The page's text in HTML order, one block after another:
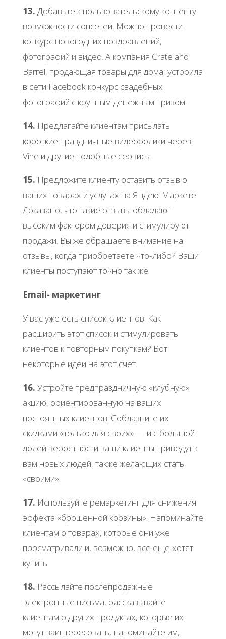
13. Добавьте к пользовательскому контенту
возможности соцсетей. Можно провести
конкурс новогодних поздравлений,
фотографий и видео. А компания Crate and
Barrel, продающая товары для дома, устроила
в сети Facebook конкурс свадебных
фотографий с крупным денежным призом.
14. Предлагайте клиентам присылать
короткие праздничные видеоролики через
Vine и другие подобные сервисы
15. Предложите клиенту оставить отзыв о
ваших товарах и услугах на Яндекс.Маркете.
Доказано, что такие отзывы обладают
высоким фактором доверия и стимулируют
продажи. Вы же обращаете внимание на
отзывы, когда приобретаете что-либо? Ваши
клиенты поступают точно так же.
Email- маркетинг
У вас уже есть список клиентов. Как
расширить этот список и стимулировать
клиентов к повторным покупкам? Вот
некоторые идеи на этот счет.
16. Устройте предпраздничную «клубную»
акцию, ориентированную на ваших
постоянных клиентов. Соблазните их
скидками «только для своих» — и с большой
долей вероятности ваши клиенты приведут к
вам новых людей, также желающих стать
«своими».
17. Используйте ремаркетинг для снижения
эффекта «брошенной корзины». Напоминайте
клиентам о товарах, которые они уже
просматривали и, возможно, все еще хотят
купить.
18. Рассылайте послепродажные
электронные письма, рассказывайте
клиентам о других продуктах, которые их
могут заинтересовать, напоминайте им,